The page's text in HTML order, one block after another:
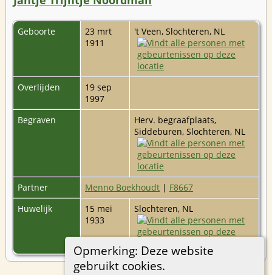
Opmerking: Deze website
gebruikt cookies.
Geboorte
23 mrt
1911
't Veen, Slochteren, NL
Overlijden
19 sep
1997
Begraven
Herv. begraafplaats,
Siddeburen, Slochteren, NL
Partner Menno Boekhoudt | F8667
Huwelijk
15 mei
1933
Slochteren, NL